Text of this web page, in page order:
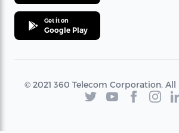
Get it on
Google Play
© 2021 360 Telecom Corporation.